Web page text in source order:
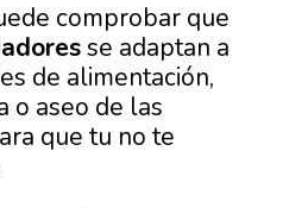
comprobar que
se adaptan a
de alimentación,
o aseo de las
que tu no te